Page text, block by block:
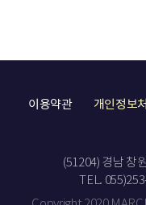
이용약관 개인정보
(51204) 경남 창
TEL.